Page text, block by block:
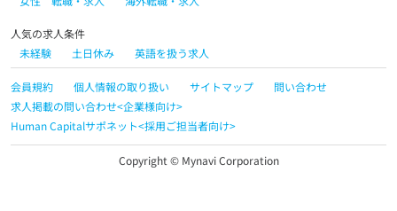
人気の求人条件
未経験
土日休み 英語を扱う求人
会員規約 個人情報の取り扱い サイトマップ
問い合わせ
求人掲載の問い合わせ<企業様向け>
Human Capitalサポネット<採用ご担当者向け>
Copyright © Mynavi Corporation